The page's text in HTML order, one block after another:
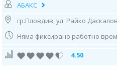
Свободно време. Нощувка.
Ден 2:
допълнителна екскурзия.
Ден 3:Свободно време за плаж и
АБАКС
гр.Пловдив, ул. Райко
Няма фиксирано работно
4.50